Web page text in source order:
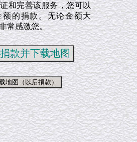
和完善该服务，您可以
额的捐款。无论金额大
常感激您。